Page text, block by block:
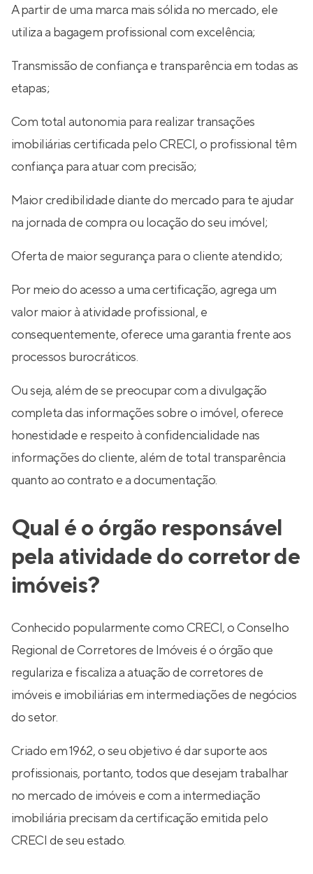
A partir de uma marca mais sólida no mercado, ele
utiliza a bagagem profissional com excelência;
Transmissão de confiança e transparência em todas as
etapas;
Com total autonomia para realizar transações
imobiliárias certificada pelo CRECI, o profissional têm
confiança para atuar com precisão;
Maior credibilidade diante do mercado para te ajudar
na jornada de compra ou locação do seu imóvel;
Oferta de maior segurança para o cliente atendido;
Por meio do acesso a uma certificação, agrega um
valor maior à atividade profissional, e
consequentemente, oferece uma garantia frente aos
processos burocráticos.
Ou seja, além de se preocupar com a divulgação
completa das informações sobre o imóvel, oferece
honestidade e respeito à confidencialidade nas
informações do cliente, além de total transparência
quanto ao contrato e a documentação.
Qual é o órgão responsável
pela atividade do corretor de
imóveis?
Conhecido popularmente como CRECI, o Conselho
Regional de Corretores de Imóveis é o órgão que
regulariza e fiscaliza a atuação de corretores de
imóveis e imobiliárias em intermediações de negócios
do setor.
Criado em 1962, o seu objetivo é dar suporte aos
profissionais, portanto, todos que desejam trabalhar
no mercado de imóveis e com a intermediação
imobiliária precisam da certificação emitida pelo
CRECI de seu estado.